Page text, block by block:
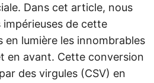
Dans cet article, nous
de cette
lumière les innombrables
en avant. Cette conversion
des virgules (CSV) en